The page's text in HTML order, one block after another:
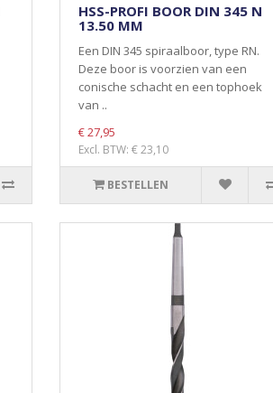
HSS-PROFI BOOR DIN 345 N
13.50 MM
Een DIN 345 spiraalboor, type RN.
Deze boor is voorzien van een
conische schacht en een tophoek
van ..
€ 27,95
Excl. BTW: € 23,10
BESTELLEN